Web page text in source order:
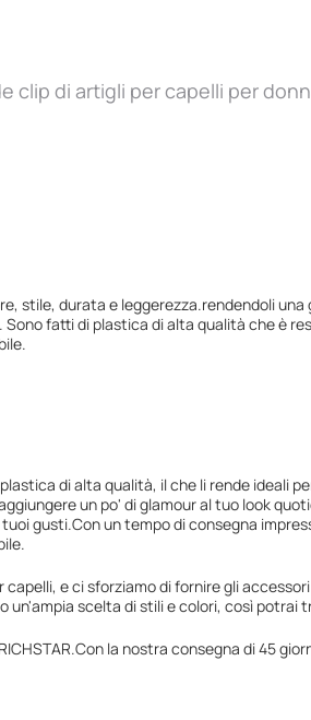
clip di artigli per capelli per
stile, durata e leggerezza.rendendoli
fatti di plastica di alta qualità che è
di alta qualità, il che li rende ideali
un po' di glamour al tuo look
gusti.Con un tempo di consegna
e ci sforziamo di fornire gli
scelta di stili e colori, così
la nostra consegna di 45